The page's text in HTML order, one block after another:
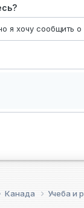
Канада Учеба и